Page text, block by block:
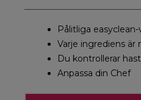
Pålitliga
Varje ingrediens är
Du kontrollerar
Anpassa din Chef